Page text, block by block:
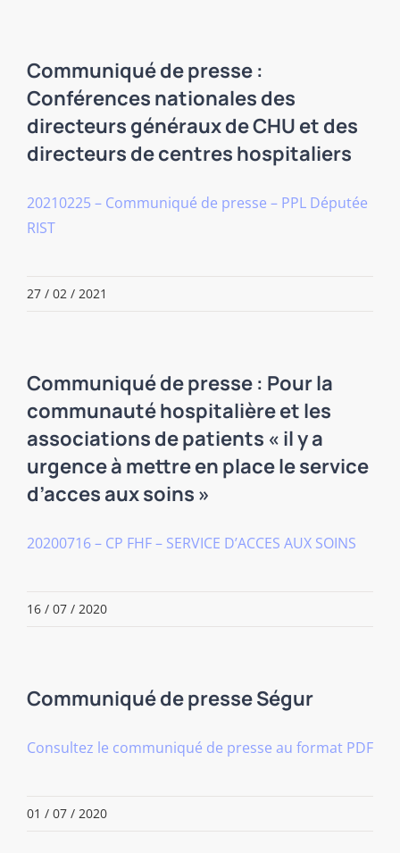
Communiqué de presse :
Conférences nationales des
directeurs généraux de CHU et des
directeurs de centres hospitaliers
20210225 – Communiqué de presse – PPL Députée
RIST
27 / 02 / 2021
Communiqué de presse : Pour la
communauté hospitalière et les
associations de patients « il y a
urgence à mettre en place le service
d’acces aux soins »
20200716 – CP FHF – SERVICE D’ACCES AUX SOINS
16 / 07 / 2020
Communiqué de presse Ségur
Consultez le communiqué de presse au format PDF
01 / 07 / 2020